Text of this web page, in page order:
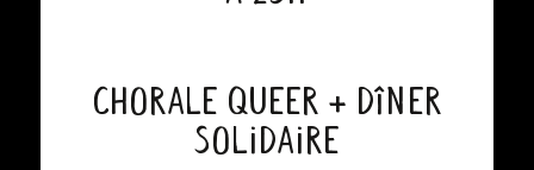
CHORALE QUEER + DÎNER
SOLIDAIRE